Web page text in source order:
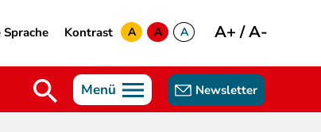
Sprache Kontrast
A
A
A
A+/A-
Menü Newsletter